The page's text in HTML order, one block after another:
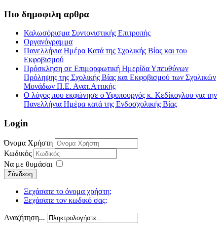
Πιο δημοφιλη αρθρα
Καλωσόρισμα Συντονιστικής Επιτροπής
Οργανόγραμμα
Πανελλήνια Ημέρα Κατά της Σχολικής Βίας και του
Εκφοβισμού
Πρόσκληση σε Επιμορφωτική Ημερίδα Υπευθύνων
Πρόληψης της Σχολικής Βίας και Εκφοβισμού των Σχολικών
Μονάδων Π.Ε. Ανατ.Αττικής
Ο λόγος που εκφώνησε ο Υφυπουργός κ. Κεδίκογλου για την
Πανελλήνια Ημέρα κατά της Ενδοσχολικής Βίας
Login
Όνομα Χρήστη
Κωδικός
Να με θυμάσαι
Σύνδεση
Ξεχάσατε το όνομα χρήστη;
Ξεχάσατε τον κωδικό σας;
Αναζήτηση...